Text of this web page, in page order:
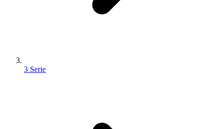
3 Serie